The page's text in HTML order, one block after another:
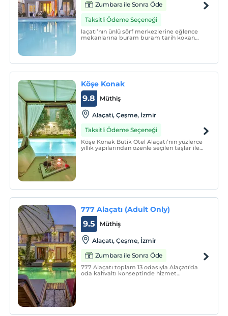
Zumbara ile Sonra Öde
Taksitli Ödeme Seçeneği
laçatı’nın ünlü sörf merkezlerine eğlence
mekanlarına buram buram tarih kokan
modernlik ve alaturka anlayışıyla
Köşe Konak
Müthiş
9.8
Alaçati, Çeşme, İzmir
Taksitli Ödeme Seçeneği
Köşe Konak Butik Otel Alaçatı’nın yüzlerce
yıllık yapılarından özenle seçilen taşlar ile
777 Alaçatı (Adult Only)
Müthiş
9.5
Alaçatı, Çeşme, İzmir
Zumbara ile Sonra Öde
777 Alaçatı toplam 13 odasıyla Alaçatı'da
oda kahvaltı konseptinde hizmet